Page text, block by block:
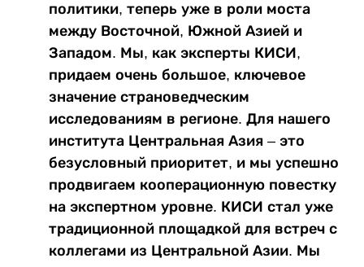
политики, теперь уже в роли моста
между Восточной, Южной Азией и
Западом. Мы, как эксперты КИСИ,
придаем очень большое, ключевое
значение страноведческим
исследованиям в регионе. Для нашего
института Центральная Азия – это
безусловный приоритет, и мы успешно
продвигаем кооперационную повестку
на экспертном уровне. КИСИ стал уже
традиционной площадкой для встреч с
коллегами из Центральной Азии. Мы